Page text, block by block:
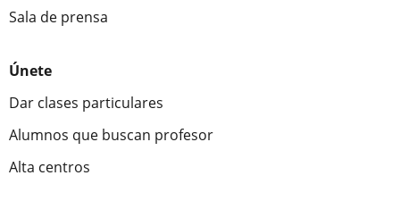
Sala de prensa
Únete
Dar clases particulares
Alumnos que buscan profesor
Alta centros